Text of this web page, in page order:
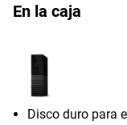
En la caja
Disco duro para